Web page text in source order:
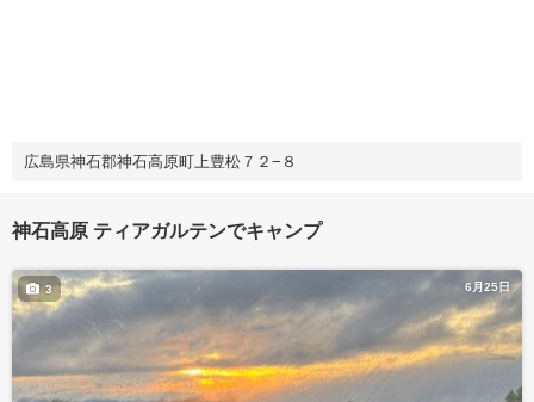
広島県神石郡神石高原町上豊松７２−８
神石高原 ティアガルテンでキャンプ
6月25日
3